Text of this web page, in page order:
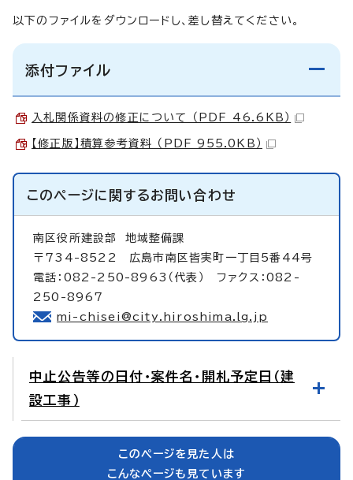
以下のファイルをダウンロードし、差し替えてください。
添付ファイル
入札関係資料の修正について （PDF 46.6KB）
【修正版】積算参考資料 （PDF 955.0KB）
このページに関するお問い合わせ
南区役所建設部 地域整備課
〒734-8522 広島市南区皆実町一丁目5番44号
電話：082-250-8963（代表） ファクス：082-
250-8967
mi-chisei@city.hiroshima.lg.jp
中止公告等の日付・案件名・開札予定日（建
設工事）
このページを見た人は
こんなページも見ています